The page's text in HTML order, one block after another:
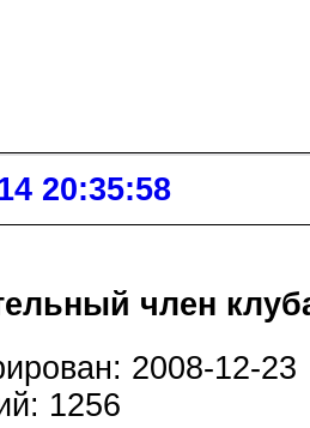
20:35:58
член
2008-12-23
1256